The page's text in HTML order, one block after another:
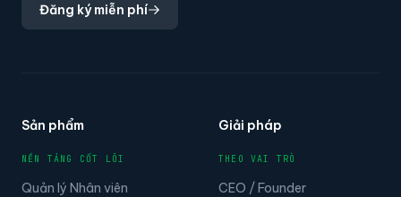
Đăng ký miễn phí
Sản phẩm
NỀN TẢNG CỐT LÕI
Quản lý Nhân viên
Giải pháp
THEO VAI TRÒ
CEO / Founder